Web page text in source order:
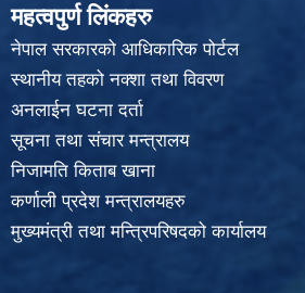
महत्वपुर्ण लिंकहरु
नेपाल सरकारको आधिकारिक पोर्टल
स्थानीय तहको नक्शा तथा विवरण
अनलाईन घटना दर्ता
सूचना तथा संचार मन्त्रालय
निजामति किताब खाना
कर्णाली प्रदेश मन्त्रालयहरु
मुख्यमंत्री तथा मन्त्रिपरिषदको कार्यालय